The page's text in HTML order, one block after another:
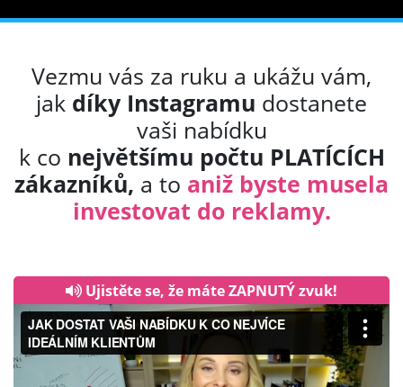
Vezmu vás za ruku a ukážu vám,
jak díky Instagramu dostanete
vaši nabídku
k co největšímu počtu PLATÍCÍCH
zákazníků, a to aniž byste musela
investovat do reklamy.
Ujistěte se, že máte ZAPNUTÝ zvuk!